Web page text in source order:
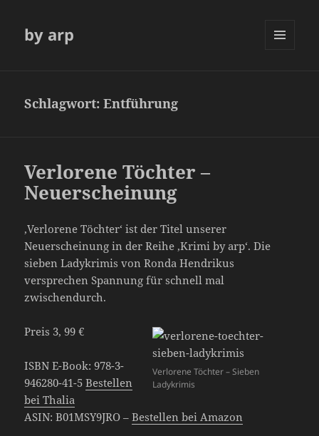
by arp
Schlagwort:Entführung
Verlorene Töchter –
Neuerscheinung
‚Verlorene Töchter‘ ist der Titel unserer
Neuerscheinung in der Reihe ‚Krimi by arp‘. Die
sieben Ladykrimis von Ronda Hendrikus
versprechen Spannung für schnell mal
zwischendurch.
Verlorene Töchter – Sieben
Ladykrimis
Preis 3, 99 €
ISBN E-Book: 978-3-
946280-41-5Bestellen
bei Thalia
ASIN: B01MSY9JRO –Bestellen bei Amazon